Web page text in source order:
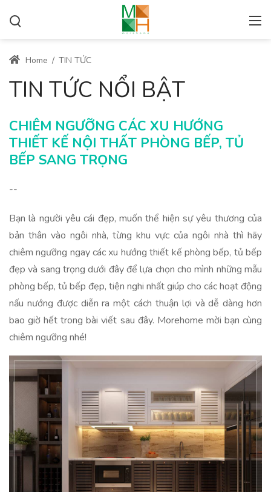
Home / TIN TỨC
TIN TỨC NỔI BẬT
CHIÊM NGƯỠNG CÁC XU HƯỚNG
THIẾT KẾ NỘI THẤT PHÒNG BẾP, TỦ
BẾP SANG TRỌNG
--
Bạn là người yêu cái đẹp, muốn thể hiện sự yêu thương của
bản thân vào ngôi nhà, từng khu vực của ngôi nhà thì hãy
chiêm ngưỡng ngay các xu hướng thiết kế phòng bếp, tủ bếp
đẹp và sang trọng dưới đây để lựa chọn cho mình những mẫu
phòng bếp, tủ bếp đẹp, tiện nghi nhất giúp cho các hoạt động
nấu nướng được diễn ra một cách thuận lợi và dễ dàng hơn
bao giờ hết trong bài viết sau đây. Morehome mời bạn cùng
chiêm ngưỡng nhé!